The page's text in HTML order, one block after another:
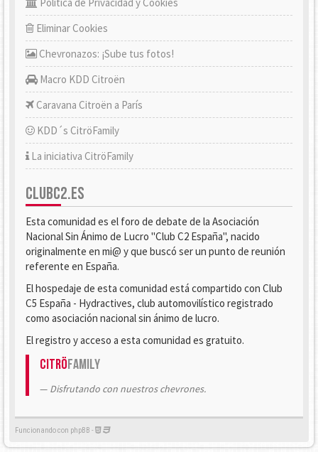
Eliminar Cookies
Chevronazos: ¡Sube tus fotos!
Macro KDD Citroën
Caravana Citroën a París
KDD´s CitröFamily
La iniciativa CitröFamily
CLUBC2.ES
Esta comunidad es el foro de debate de la Asociación
Nacional Sin Ánimo de Lucro "Club C2 España", nacido
originalmente en mi@ y que buscó ser un punto de reunión
referente en España.
El hospedaje de esta comunidad está compartido con Club
C5 España - Hydractives, club automovilístico registrado
como asociación nacional sin ánimo de lucro.
El registro y acceso a esta comunidad es gratuito.
CitröFamily
Disfrutando con nuestros chevrones.
Funcionando con phpBB -